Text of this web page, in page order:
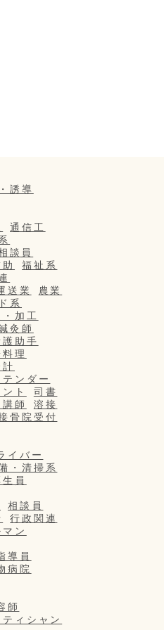
誘導
通信工
談員
福祉系
送業
農業
系
加工
灸師
護助手
理
テンダー
ト
司書
師
溶接
骨院受付
イバー
・清掃系
員
相談員
行政関連
ン
導員
病院
師
ィシャン